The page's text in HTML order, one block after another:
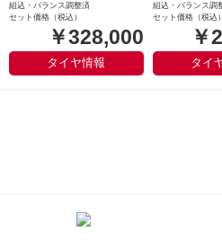
組込・バランス調整済
セット価格（税込）
￥328,000
タイヤ情報
組込・バランス調
セット価格（税込）
￥
タイ